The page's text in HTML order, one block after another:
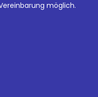
möglich.